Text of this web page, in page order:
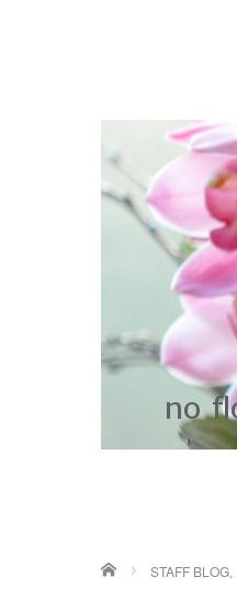
ホーム STAFF BLOG,